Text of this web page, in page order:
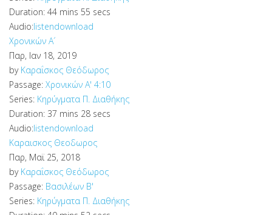
Duration: 44 mins 55 secs
Audio:listendownload
Χρονικών Α´
Παρ, Ιαν 18, 2019
by Καραΐσκος Θεόδωρος
Passage: Χρονικών Α' 4:10
Series: Κηρύγματα Π. Διαθήκης
Duration: 37 mins 28 secs
Audio:listendownload
Καραισκος Θεοδωρος
Παρ, Μαϊ 25, 2018
by Καραΐσκος Θεόδωρος
Passage: Βασιλέων Β'
Series: Κηρύγματα Π. Διαθήκης